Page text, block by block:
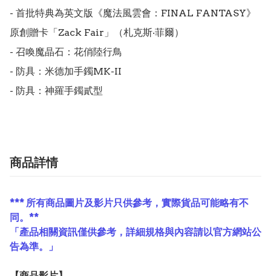
- 首批特典為英文版《魔法風雲會：FINAL FANTASY》
原創贈卡「Zack Fair」（札克斯‧菲爾）
- 召喚魔晶石：花俏陸行鳥
- 防具：米德加手鐲MK-II
- 防具：神羅手鐲貳型
商品詳情
*** 所有商品圖片及影片只供參考，實際貨品可能略有不
同。**
「產品相關資訊僅供參考，詳細規格與內容請以官方網站公
告為準。」